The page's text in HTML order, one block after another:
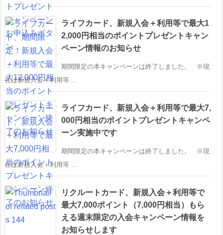
ライフカード、新規入会＋利用等で最大1
2,000円相当のポイントプレゼントキャン
ペーン情報のお知らせ
期間限定の本キャンペーンは終了しました。 ※現
在は新規入会＋利用等 ...
ライフカード、新規入会＋利用等で最大7,
000円相当のポイントプレゼントキャンペ
ーン実施中です
期間限定の本キャンペーンは終了しました。 ※現
在は新規入会＋利用等 ...
リクルートカード、新規入会＋利用等で
最大7,000ポイント（7,000円相当）もら
える週末限定の入会キャンペーン情報を
お知らせします